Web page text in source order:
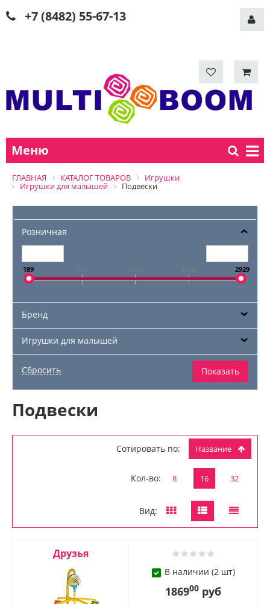
+7 (8482) 55-67-13
Меню
ГЛАВНАЯ КАТАЛОГ ТОВАРОВ
Игрушки
Игрушки для малышей
Подвески
Розничная
189 2929
Бренд
Игрушки для малышей
Подвески
Сотировать по: Название
Кол-во: 8 16 32
Вид:
Друзья
В наличии (2 шт)
186900 руб